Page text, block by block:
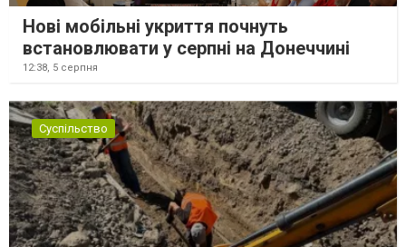
Нові мобільні укриття почнуть
встановлювати у серпні на Донеччині
12:38, 5 серпня
Суспільство